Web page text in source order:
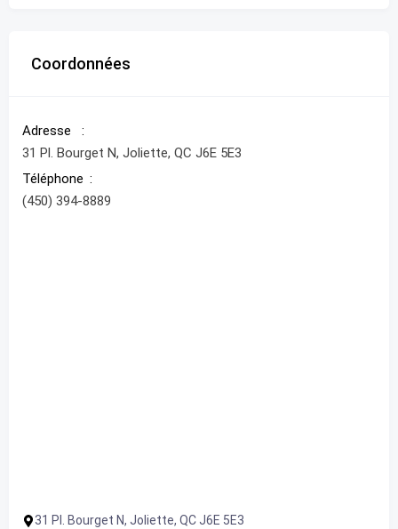
Coordonnées
Adresse
31 Pl. Bourget N, Joliette, QC J6E 5E3
Téléphone
(450) 394-8889
31 Pl. Bourget N, Joliette, QC J6E 5E3